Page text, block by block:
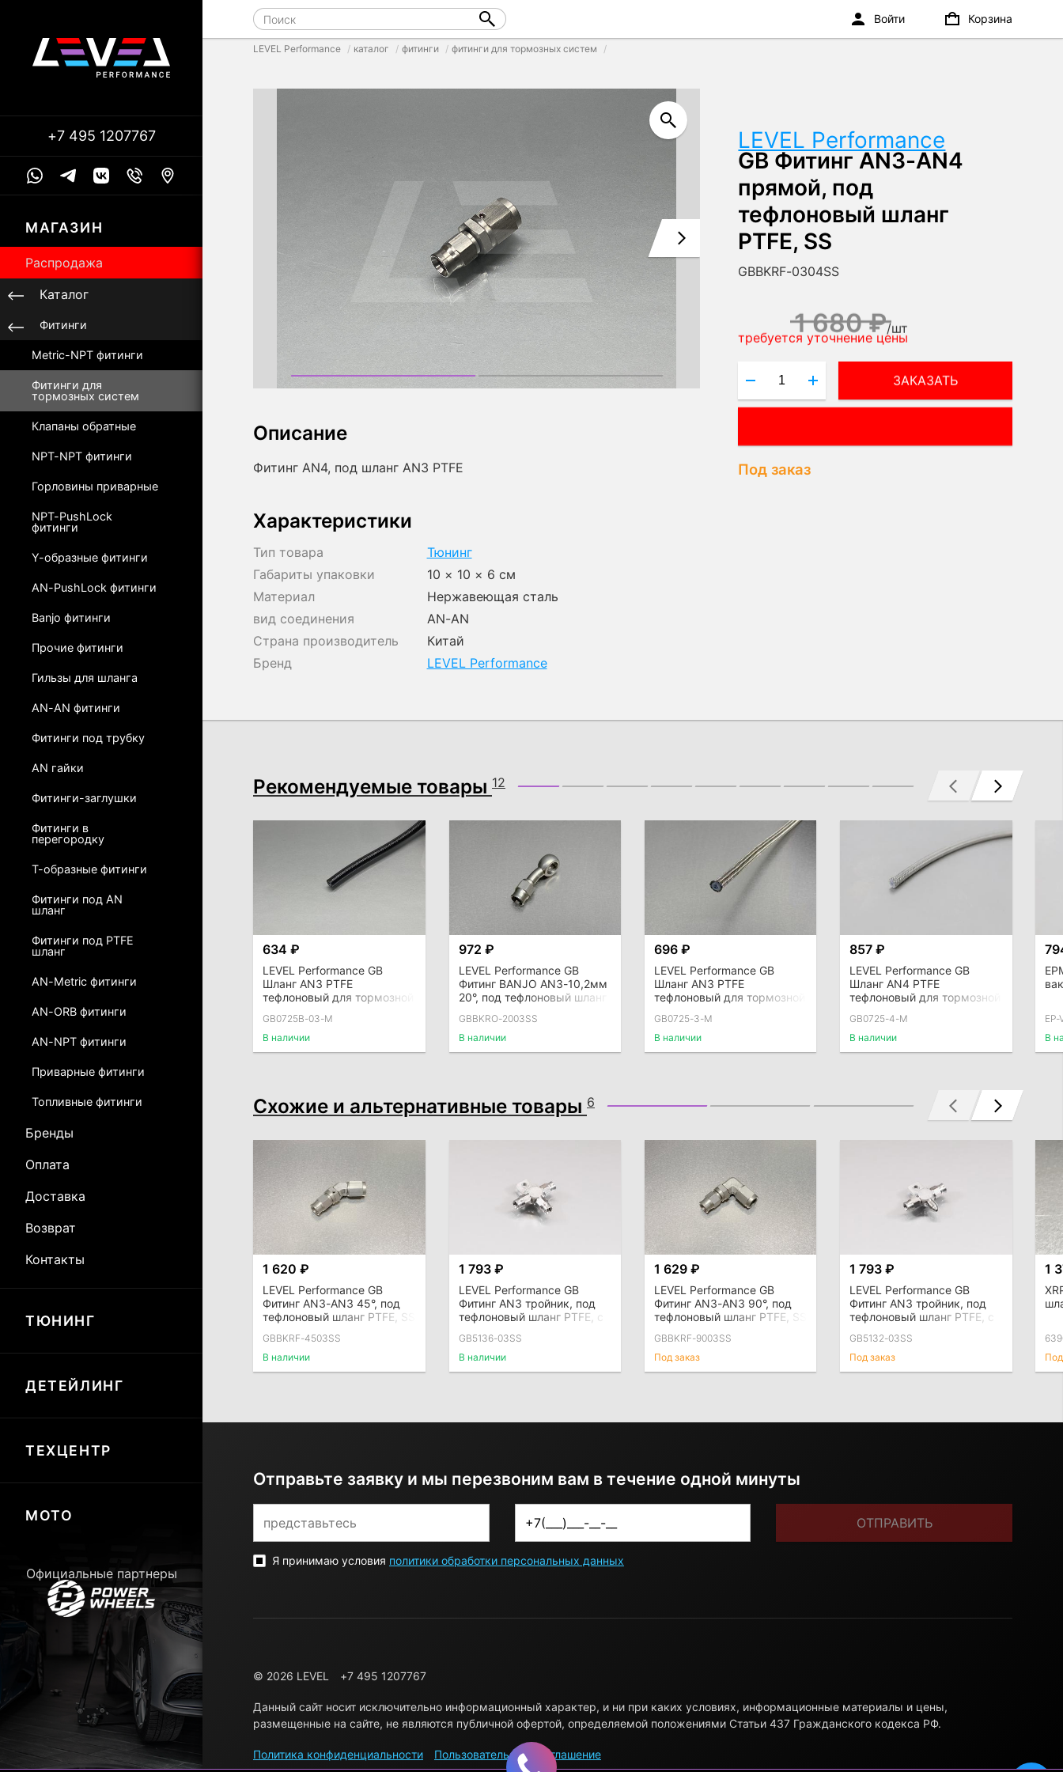
LEVEL Performance каталог фитинги фитинги для тормозных систем
LEVEL Performance
GB Фитинг AN3-AN4
прямой, под
тефлоновый шланг
PTFE, SS
GBBKRF-0304SS
1 680 ₽/шт
требуется уточнение цены
ЗАКАЗАТЬ
Под заказ
Описание
Фитинг AN4, под шланг AN3 PTFE
Характеристики
Тип товара
Тюнинг
Габариты упаковки
10 × 10 × 6 см
Материал
Нержавеющая сталь
вид соединения
AN-AN
Страна производитель
Китай
Бренд
LEVEL Performance
Рекомендуемые товары 12
634 ₽
LEVEL Performance GB
Шланг AN3 PTFE
тефлоновый для тормозной
(внутренний D = 3,8мм),
черный
GB0725B-03-M
В наличии
972 ₽
LEVEL Performance GB
Фитинг BANJO AN3-10,2мм
20°, под тефлоновый шланг
GBBKRO-2003SS
В наличии
696 ₽
LEVEL Performance GB
Шланг AN3 PTFE
тефлоновый для тормозной
(внутренний D = 3,8мм)
GB0725-3-M
В наличии
857 ₽
LEVEL Performance GB
Шланг AN4 PTFE
тефлоновый для тормозной
(внутренний D = 5,6мм)
GB0725-4-M
В наличии
EP-
В
Схожие и альтернативные товары 6
1 620 ₽
LEVEL Performance GB
Фитинг AN3-AN3 45°, под
тефлоновый шланг PTFE, SS
GBBKRF-4503SS
В наличии
1 793 ₽
LEVEL Performance GB
Фитинг AN3 тройник, под
тефлоновый шланг PTFE, с
GB5136-03SS
В наличии
1 629 ₽
LEVEL Performance GB
Фитинг AN3-AN3 90°, под
тефлоновый шланг PTFE, SS
GBBKRF-9003SS
Под заказ
1 793 ₽
LEVEL Performance GB
Фитинг AN3 тройник, под
тефлоновый шланг PTFE, с
GB5132-03SS
Под заказ
1
Отправьте заявку и мы перезвоним вам в течение одной минуты
ОТПРАВИТЬ
Я принимаю условия политики обработки персональных данных
© 2026 LEVEL +7 495 1207767
Данный сайт носит исключительно информационный характер, и ни при каких условиях, информационные материалы и цены,
размещенные на сайте, не являются публичной офертой, определяемой положениями Статьи 437 Гражданского кодекса РФ.
Политика конфиденциальности Пользовательское соглашение
+7 495 1207767
МАГАЗИН
Распродажа
Каталог
Фитинги
Metric-NPT фитинги
Фитинги для
тормозных систем
Клапаны обратные
NPT-NPT фитинги
Горловины приварные
NPT-PushLock
фитинги
Y-образные фитинги
AN-PushLock фитинги
Banjo фитинги
Прочие фитинги
Гильзы для шланга
AN-AN фитинги
Фитинги под трубку
AN гайки
Фитинги-заглушки
Фитинги в
перегородку
Т-образные фитинги
Фитинги под AN
шланг
Фитинги под PTFE
шланг
AN-Metric фитинги
AN-ORB фитинги
AN-NPT фитинги
Приварные фитинги
Топливные фитинги
Бренды
Оплата
Доставка
Возврат
Контакты
ТЮНИНГ
ДЕТЕЙЛИНГ
ТЕХЦЕНТР
МОТО
Официальные партнеры
Войти Корзина